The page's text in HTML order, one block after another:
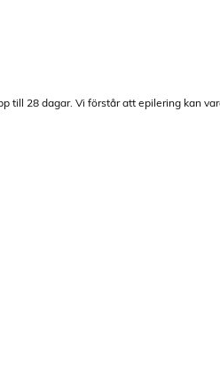
till 28 dagar. Vi förstår att epilering kan